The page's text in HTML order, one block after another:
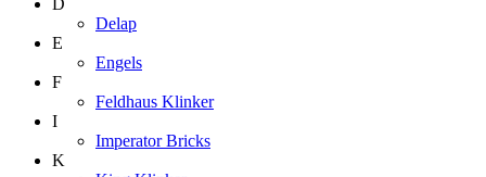
Delap
E
Engels
F
Feldhaus Klinker
I
Imperator Bricks
K